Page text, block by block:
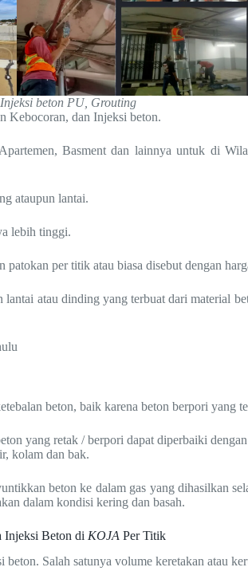
Injeksi beton PU, Grouting
Kebocoran, dan Injeksi beton.
Basment dan lainnya untuk di
ataupun lantai.
lebih tinggi.
per titik atau biasa disebut dengan
atau dinding yang terbuat dari material
beton, baik karena beton berpori yang
yang retak / berpori dapat diperbaiki
kolam dan bak.
beton ke dalam gas yang dihasilkan
dalam kondisi kering dan basah.
Injeksi Beton di KOJA Per Titik
Salah satunya volume keretakan atau